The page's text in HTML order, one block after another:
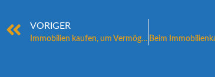
VORIGER
Immobilien kaufen, um Vermögen aufzubauen: Ist jetzt der richtige Moment?